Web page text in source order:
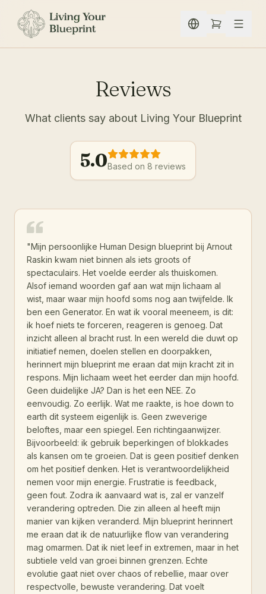
Skip to content
Reviews
What clients say about Living Your Blueprint
5.0Based on 8 reviews
"Mijn persoonlijke Human Design blueprint bij Arnout
Raskin kwam niet binnen als iets groots of
spectaculairs. Het voelde eerder als thuiskomen.
Alsof iemand woorden gaf aan wat mijn lichaam al
wist, maar waar mijn hoofd soms nog aan twijfelde. Ik
ben een Generator. En wat ik vooral meeneem, is dit:
ik hoef niets te forceren, reageren is genoeg. Dat
inzicht alleen al bracht rust. In een wereld die duwt op
initiatief nemen, doelen stellen en doorpakken,
herinnert mijn blueprint me eraan dat mijn kracht zit in
respons. Mijn lichaam weet het eerder dan mijn hoofd.
Geen duidelijke JA? Dan is het een NEE. Zo
eenvoudig. Zo eerlijk. Wat me raakte, is hoe down to
earth dit systeem eigenlijk is. Geen zweverige
beloftes, maar een spiegel. Een richtingaanwijzer.
Bijvoorbeeld: ik gebruik beperkingen of blokkades
als kansen om te groeien. Dat is geen positief denken
om het positief denken. Het is verantwoordelijkheid
nemen voor mijn energie. Frustratie is feedback,
geen fout. Zodra ik aanvaard wat is, zal er vanzelf
verandering optreden. Die zin alleen al heeft mijn
manier van kijken veranderd. Mijn blueprint herinnert
me eraan dat ik de natuurlijke flow van verandering
mag omarmen. Dat ik niet leef in extremen, maar in het
subtiele veld van groei binnen grenzen. Echte
evolutie gaat niet over chaos of rebellie, maar over
respectvolle, bewuste verandering. Dat voelt